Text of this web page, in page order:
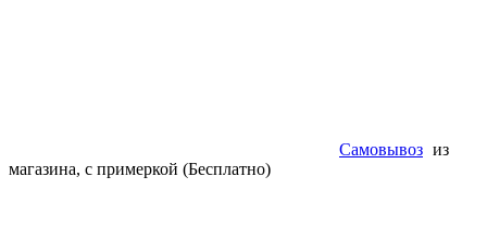
Самовывоз из
магазина, с примеркой (Бесплатно)